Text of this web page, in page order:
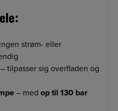
strøm- eller
tilpasser sig overfladen og
– med op til 130 bar